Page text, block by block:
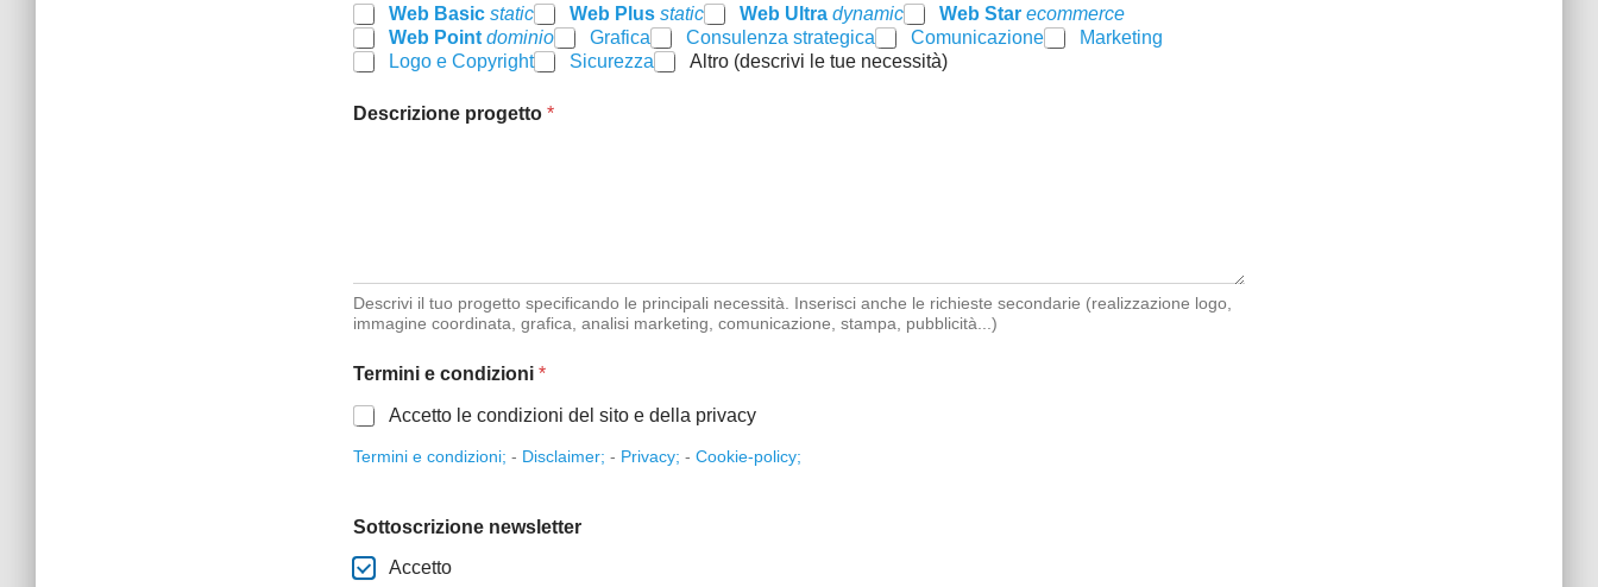
Web Basic static Web Plus static Web Ultra dynamic Web Star ecommerce
Web Point dominio Grafica Consulenza strategica Comunicazione
Marketing
Logo e Copyright
Sicurezza Altro (descrivi le tue necessità)
Descrizione progetto *
Descrivi il tuo progetto specificando le principali necessità. Inserisci anche le richieste secondarie (realizzazione logo,
immagine coordinata, grafica, analisi marketing, comunicazione, stampa, pubblicità...)
Termini e condizioni *
Accetto le condizioni del sito e della privacy
Termini e condizioni; - Disclaimer; - Privacy; - Cookie-policy;
Sottoscrizione newsletter
Accetto